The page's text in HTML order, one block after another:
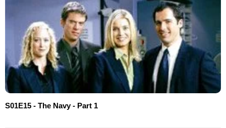
S01E15 - The Navy - Part 1